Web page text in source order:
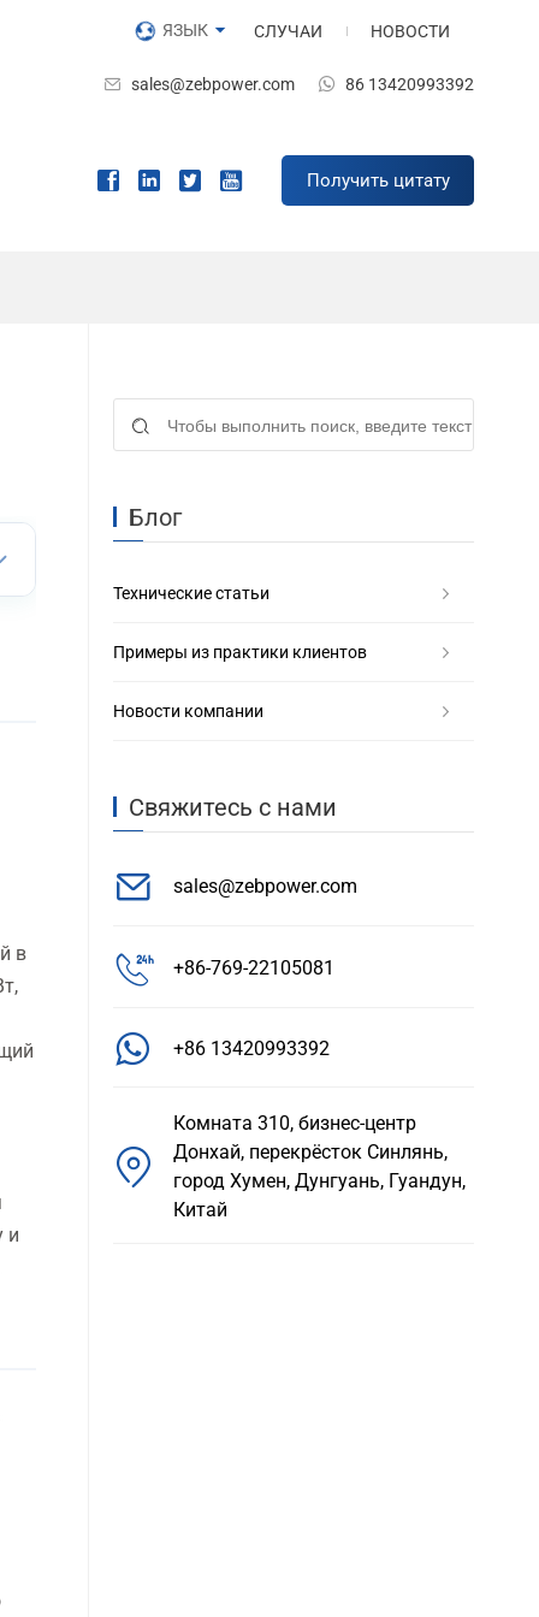
ЯЗЫК СЛУЧАИ НОВОСТИ
sales@zebpower.com 86 13420993392
Получить цитату
в
и
Блог
Технические статьи
Примеры из практики клиентов
Новости компании
Свяжитесь с нами
sales@zebpower.com
+86-769-22105081
+86 13420993392
Комната 310, бизнес-центр
Донхай, перекрёсток Синлянь,
город Хумен, Дунгуань, Гуандун,
Китай